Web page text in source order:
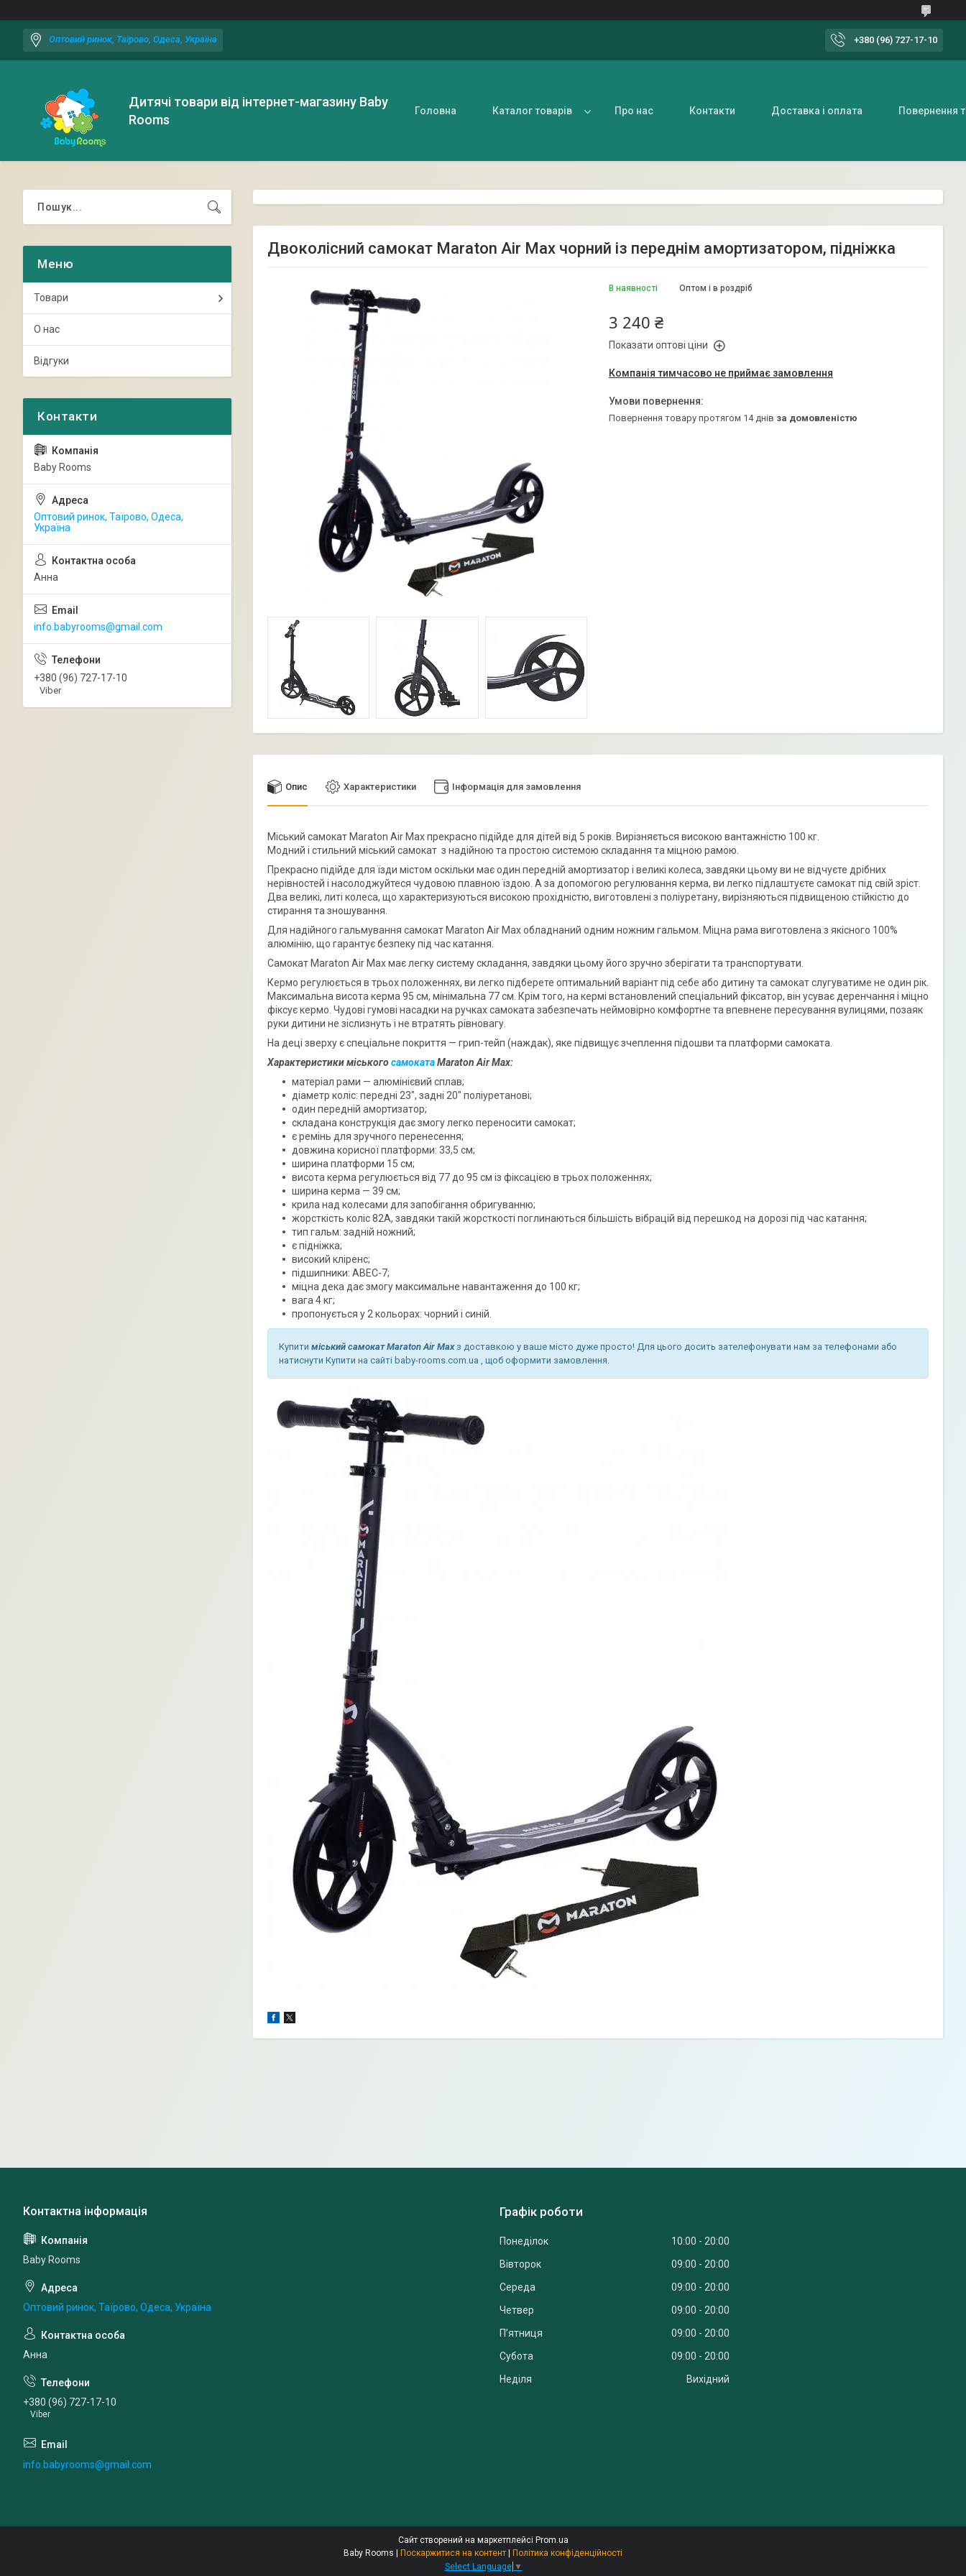
Оптовий ринок, Таїрово, Одеса, Україна +380 (96) 727-17-10
Дитячі товари від інтернет-магазину Baby
Rooms
Головна Каталог товарів Про нас Контакти Доставка і оплата Повернення
Двоколісний самокат Maraton Air Max чорний із переднім амортизатором, підніжка
В наявності Оптом і в роздріб
3 240 ₴
Показати оптові ціни
Компанія тимчасово не приймає замовлення
повернення товару протягом 14 днів за домовленістю
Опис Характеристики Інформація для замовлення
Міський самокат Maraton Air Max прекрасно підійде для дітей від 5 років. Вирізняється високою вантажністю 100 кг.
Модний і стильний міський самокат з надійною та простою системою складання та міцною рамою.
Прекрасно підійде для їзди містом оскільки має один передній амортизатор і великі колеса, завдяки цьому ви не відчуєте дрібних
нерівностей і насолоджуйтеся чудовою плавною їздою. А за допомогою регулювання керма, ви легко підлаштуєте самокат під свій зріст.
Два великі, литі колеса, що характеризуються високою прохідністю, виготовлені з поліуретану, вирізняються підвищеною стійкістю до
стирання та зношування.
Для надійного гальмування самокат Maraton Air Max обладнаний одним ножним гальмом. Міцна рама виготовлена з якісного 100%
алюмінію, що гарантує безпеку під час катання.
Самокат Maraton Air Max має легку систему складання, завдяки цьому його зручно зберігати та транспортувати.
Кермо регулюється в трьох положеннях, ви легко підберете оптимальний варіант під себе або дитину та самокат слугуватиме не один рік.
Максимальна висота керма 95 см, мінімальна 77 см. Крім того, на кермі встановлений спеціальний фіксатор, він усуває деренчання і міцно
фіксує кермо. Чудові гумові насадки на ручках самоката забезпечать неймовірно комфортне та впевнене пересування вулицями, позаяк
руки дитини не зіслизнуть і не втратять рівновагу.
На деці зверху є спеціальне покриття — грип-тейп (наждак), яке підвищує зчеплення підошви та платформи самоката.
Характеристики міськогосамокатаMaraton Air Max:
матеріал рами — алюмінієвий сплав;
діаметр коліс: передні 23", задні 20" поліуретанові;
один передній амортизатор;
складана конструкція дає змогу легко переносити самокат;
є ремінь для зручного перенесення;
довжина корисної платформи: 33,5 см;
ширина платформи 15 см;
висота керма регулюється від 77 до 95 см із фіксацією в трьох положеннях;
ширина керма — 39 см;
крила над колесами для запобігання обригуванню;
жорсткість коліс 82A, завдяки такій жорсткості поглинаються більшість вібрацій від перешкод на дорозі під час катання;
тип гальм: задній ножний;
є підніжка;
високий кліренс;
підшипники: ABEC-7;
міцна дека дає змогу максимальне навантаження до 100 кг;
вага 4 кг;
пропонується у 2 кольорах: чорний і синій.
Купити міський самокат Maraton Air Max з доставкою у ваше місто дуже просто! Для цього досить зателефонувати нам за телефонами або
натиснути Купити на сайті baby-rooms.com.ua , щоб оформити замовлення.
Товари
О нас
Відгуки
Baby Rooms
Оптовий ринок, Таїрово, Одеса,
Україна
Анна
info.babyrooms@gmail.com
+380 (96) 727-17-10
Viber
Baby Rooms
Оптовий ринок, Таїрово, Одеса, Україна
Анна
+380 (96) 727-17-10
Viber
info.babyrooms@gmail.com
Графік роботи
Понеділок 10:00
20:00
Вівторок
09:00
20:00
Середа
09:00
20:00
Четвер
09:00
20:00
Пʼятниця
09:00
20:00
Субота
09:00
20:00
Неділя
Вихідний
Сайт створений на маркетплейсі Prom.ua
Поскаржитися на контент
Політика конфіденційності
Select Language ▼